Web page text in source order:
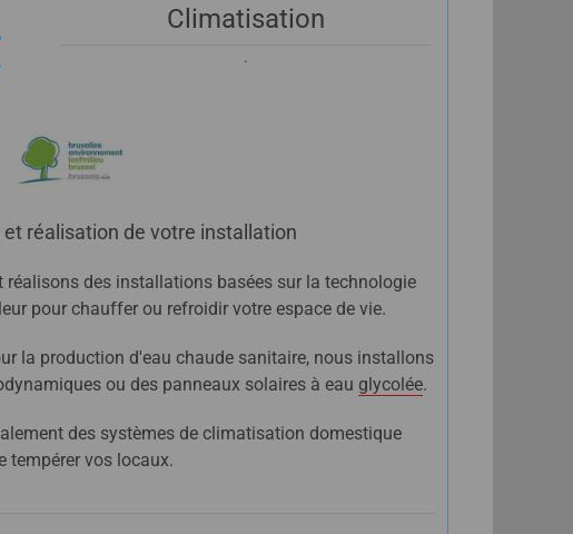
Climatisation
.
réalisation de votre installation
réalisons des installations basées sur la technologie
pour chauffer ou refroidir votre espace de vie.
la production d'eau chaude sanitaire, nous installons
ou des panneaux solaires à eau glycolée.
des systèmes de climatisation domestique
tempérer vos locaux.